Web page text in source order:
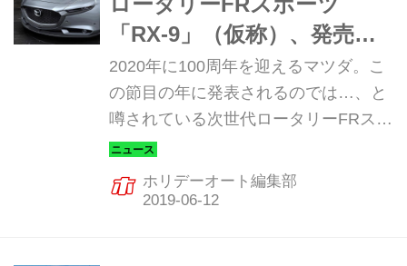
「RX-9」（仮称）、発売に
向けてロータリーエンジン
の新特許情報をキャッチ！
2020年に100周年を迎えるマツダ。こ
の節目の年に発表されるのでは…、と
噂されている次世代ロータリーFRスポ
ーツ、「RX-9」（仮称）だが、未だに
その続報は届いてこない。しかし、
RX-9情報では独走するホリデーオート
ホリデーオート編集部